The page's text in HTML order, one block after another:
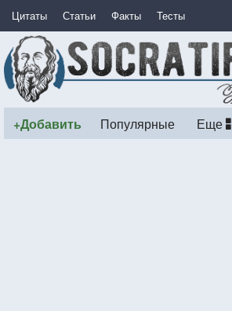
Цитаты Статьи Факты Тесты
+Добавить Популярные Еще